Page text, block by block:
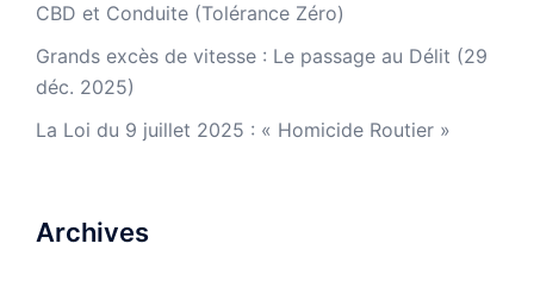
CBD et Conduite (Tolérance Zéro)
Grands excès de vitesse : Le passage au Délit (29
déc. 2025)
La Loi du 9 juillet 2025 : « Homicide Routier »
Archives